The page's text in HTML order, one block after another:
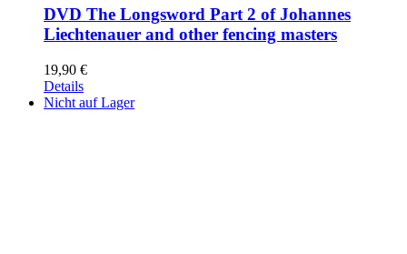
DVD The Longsword Part 2 of Johannes
Liechtenauer and other fencing masters
19,90 €
Details
Nicht auf Lager